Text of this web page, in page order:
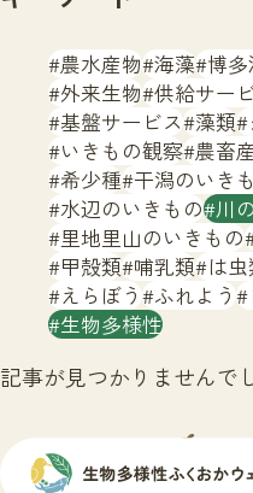
文字サイズ 小
生物多様性ふくお
サイ
農水産物 海藻 博
外来生物 供給サー
基盤サービス 藻類
いきもの観察 農畜
希少種 干潟のいき
水辺のいきもの 川
里地里山のいきもの
甲殻類 哺乳類 は
えらぼう ふれよう
生物多様性
記事が見つかりませんで